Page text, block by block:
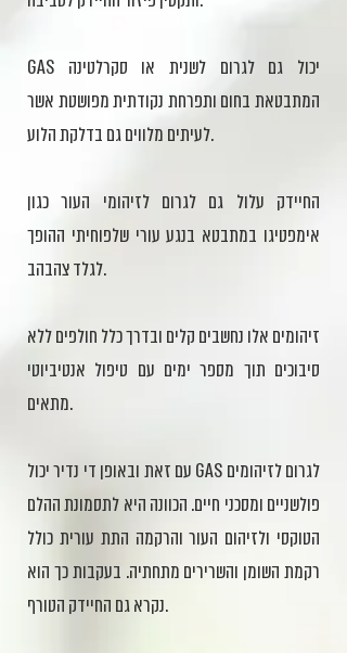
GAS יכול גם לגרום לשנית או סקרלטינה
המתבטאת בחום ותפרחת נקודתית מפושטת אשר
לעיתים מלווים גם בדלקת הלוע.
החיידק עלול גם לגרום לזיהומי העור כגון
אימפטיגו במתבטא בנגע עורי שלפוחיתי ההופך
לגלד צהבהב.
זיהומים אלו נחשבים קלים ובדרך כלל חולפים ללא
סיבוכים תוך מספר ימים עם טיפול אנטיביוטי
מתאים.
עם זאת ובאופן די נדיר יכול GAS לגרום לזיהומים
פולשניים ומסכני חיים. הכוונה היא לתסמונת ההלם
הטוקסי ולזיהום העור והרקמה התת עורית כולל
רקמת השומן והשרירים מתחתיה. בעקבות כך הוא
נקרא גם החיידק הטורף.